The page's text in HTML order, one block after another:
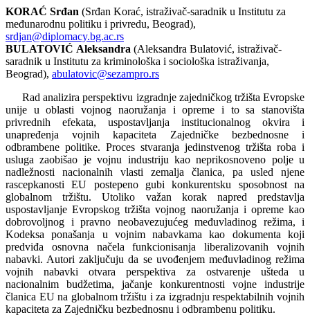
KORAĆ Srđan (Srđan Korać, istraživač-saradnik u Institutu za
međunarodnu politiku i privredu, Beograd),
srdjan@diplomacy.bg.ac.rs
BULATOVIĆ Aleksandra (Aleksandra Bulatović, istraživač-
saradnik u Institutu za kriminološka i sociološka istraživanja,
Beograd), abulatovic@sezampro.rs
Rad analizira perspektivu izgradnje zajedničkog tržišta Evropske
unije u oblasti vojnog naoružanja i opreme i to sa stanovišta
privrednih efekata, uspostavljanja institucionalnog okvira i
unapređenja vojnih kapaciteta Zajedničke bezbednosne i
odbrambene politike. Proces stvaranja jedinstvenog tržišta roba i
usluga zaobišao je vojnu industriju kao neprikosnoveno polje u
nadležnosti nacionalnih vlasti zemalja članica, pa usled njene
rascepkanosti EU postepeno gubi konkurentsku sposobnost na
globalnom tržištu. Utoliko važan korak napred predstavlja
uspostavljanje Evropskog tržišta vojnog naoružanja i opreme kao
dobrovoljnog i pravno neobavezujućeg međuvladinog režima, i
Kodeksa ponašanja u vojnim nabavkama kao dokumenta koji
predviđa osnovna načela funkcionisanja liberalizovanih vojnih
nabavki. Autori zaključuju da se uvođenjem međuvladinog režima
vojnih nabavki otvara perspektiva za ostvarenje ušteda u
nacionalnim budžetima, jačanje konkurentnosti vojne industrije
članica EU na globalnom tržištu i za izgradnju respektabilnih vojnih
kapaciteta za Zajedničku bezbednosnu i odbrambenu politiku.